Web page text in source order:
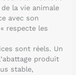
la vie animale
avec son
respecte les
sont réels. Un
produit
stable,